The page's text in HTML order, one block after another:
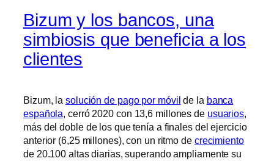
Bizum y los bancos, una
simbiosis que beneficia a los
clientes
Bizum, lasolución de pago por móvil de la banca
española, cerró 2020 con 13,6 millones de usuarios,
más del doble de los que tenía a finales del ejercicio
anterior (6,25 millones), con un ritmo de crecimiento
de 20.100 altas diarias, superando ampliamente su